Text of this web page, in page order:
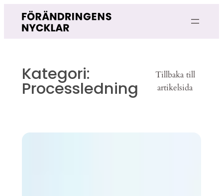
innehåll
Kategori:
Processledning
Tillbaka till
artikelsida